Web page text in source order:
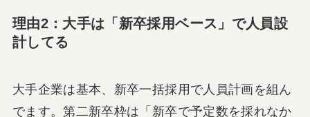
理由2：大手は「新卒採用ベース」で人員設
計してる
大手企業は基本、新卒一括採用で人員計画を組ん
でます。第二新卒枠は「新卒で予定数を採れなか